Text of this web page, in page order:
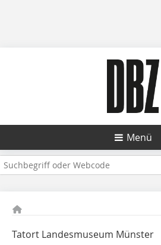
Menü
Tatort Landesmuseum Münster